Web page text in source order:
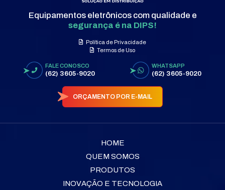
Equipamentos eletrônicos com qualidade e
segurança é na DIPS!
Política de Privacidade
Termos de Uso
FALE CONOSCO
(62) 3605-9020
WHATSAPP
(62) 3605-9020
ORÇAMENTO POR E-MAIL
HOME
QUEM SOMOS
PRODUTOS
INOVAÇÃO E TECNOLOGIA